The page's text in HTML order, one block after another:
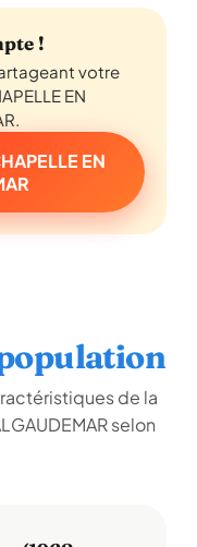
!
votre
EN
EN
de la
selon